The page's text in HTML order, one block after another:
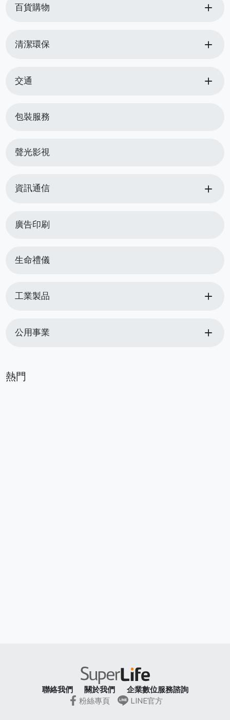
百貨購物 add
清潔環保 add
交通 add
包裝服務
聲光影視
資訊通信 add
廣告印刷
生命禮儀
工業製品 add
公用事業 add
熱門
聯絡我們 關於我們
企業數位服務諮詢
粉絲專頁
LINE官方